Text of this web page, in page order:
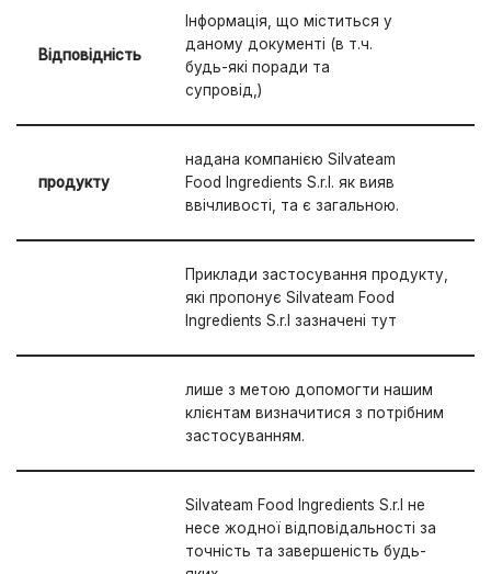
Відповідність
Інформація, що міститься у
даному документі (в т.ч.
будь-які поради та
супровід,)
продукту
надана компанією Silvateam
Food Ingredients S.r.l. як вияв
ввічливості, та є загальною.
Приклади застосування продукту,
які пропонує Silvateam Food
Ingredients S.r.l зазначені тут
лише з метою допомогти нашим
клієнтам визначитися з потрібним
застосуванням.
Silvateam Food Ingredients S.r.l не
несе жодної відповідальності за
точність та завершеність будь-